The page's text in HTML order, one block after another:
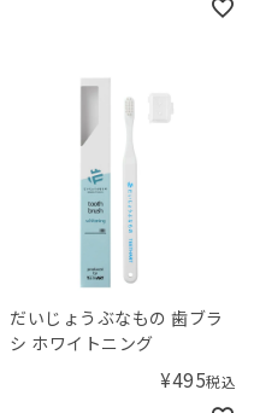
だいじょうぶなもの 歯ブラ
シ ホワイトニング
¥495税込